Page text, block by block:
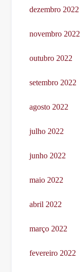
dezembro 2022
novembro 2022
outubro 2022
setembro 2022
agosto 2022
julho 2022
junho 2022
maio 2022
abril 2022
março 2022
fevereiro 2022